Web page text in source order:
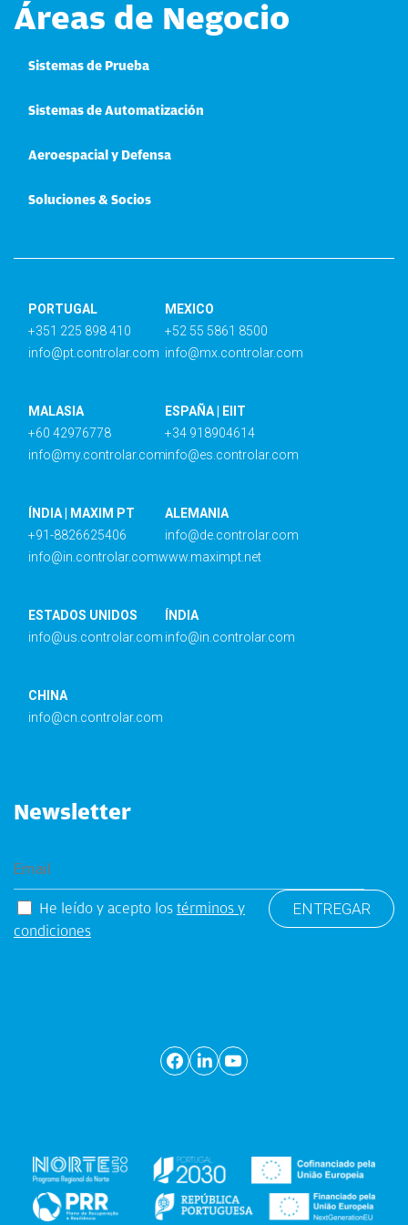
Áreas de Negocio
Sistemas de Prueba
Sistemas de Automatización
Aeroespacial y Defensa
Soluciones & Socios
PORTUGAL
+351 225 898 410
info@pt.controlar.com
MEXICO
+52 55 5861 8500
info@mx.controlar.com
MALASIA
+60 42976778
info@my.controlar.com
ESPAÑA | EIIT
+34 918904614
info@es.controlar.com
ÍNDIA | MAXIM PT
+91-8826625406
info@in.controlar.comwww.maximpt.net
ALEMANIA
info@de.controlar.com
ESTADOS UNIDOS
info@us.controlar.com
ÍNDIA
info@in.controlar.com
CHINA
info@cn.controlar.com
Newsletter
He leído y acepto los términos y
condiciones